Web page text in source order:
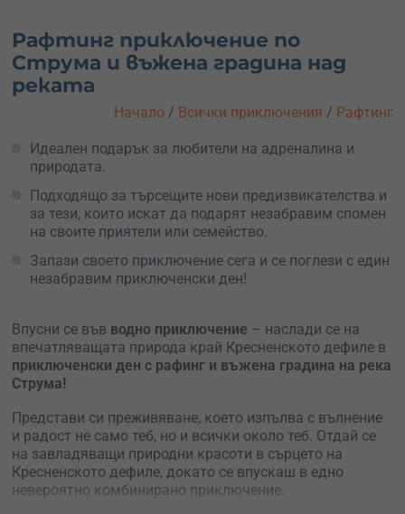
Рафтинг приключение по
Струма и въжена градина над
реката
Начало / Всички приключения / Рафтинг
Идеален подарък за любители на адреналина и
природата.
Подходящо за търсещите нови предизвикателства и
за тези, които искат да подарят незабравим спомен
на своите приятели или семейство.
Запази своето приключение сега и се поглези с един
незабравим приключенски ден!
Впусни се във водно приключение – наслади се на
впечатляващата природа край Кресненското дефиле в
приключенски ден с рафинг и въжена градина на река
Струма!
Представи си преживяване, което изпълва с вълнение
и радост не само теб, но и всички около теб. Отдай се
на завладяващи природни красоти в сърцето на
Кресненското дефиле, докато се впускаш в едно
невероятно комбинирано приключение.